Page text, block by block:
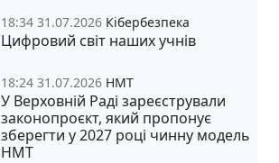
18:34 31.07.2026 Кібербезпека
Цифровий світ наших учнів
18:24 31.07.2026 НМТ
У Верховній Раді зареєстрували
законопроєкт, який пропонує
зберегти у 2027 році чинну модель
НМТ